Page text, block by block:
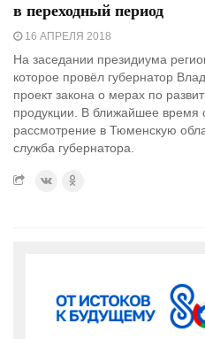
в переходный период
16 АПРЕЛЯ 2018
На заседании президиума
которое провёл губернатор
проект закона о мерах по
продукции. В ближайшее время
рассмотрение в Тюменскую
служба губернатора.